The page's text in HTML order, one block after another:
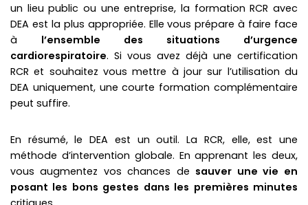
un lieu public ou une entreprise, la formation RCR avec
DEA est la plus appropriée. Elle vous prépare à faire face
à l’ensemble des situations d’urgence
cardiorespiratoire. Si vous avez déjà une certification
RCR et souhaitez vous mettre à jour sur l’utilisation du
DEA uniquement, une courte formation complémentaire
peut suffire.
En résumé, le DEA est un outil. La RCR, elle, est une
méthode d’intervention globale. En apprenant les deux,
vous augmentez vos chances de sauver une vie en
posant les bons gestes dans les premières minutes